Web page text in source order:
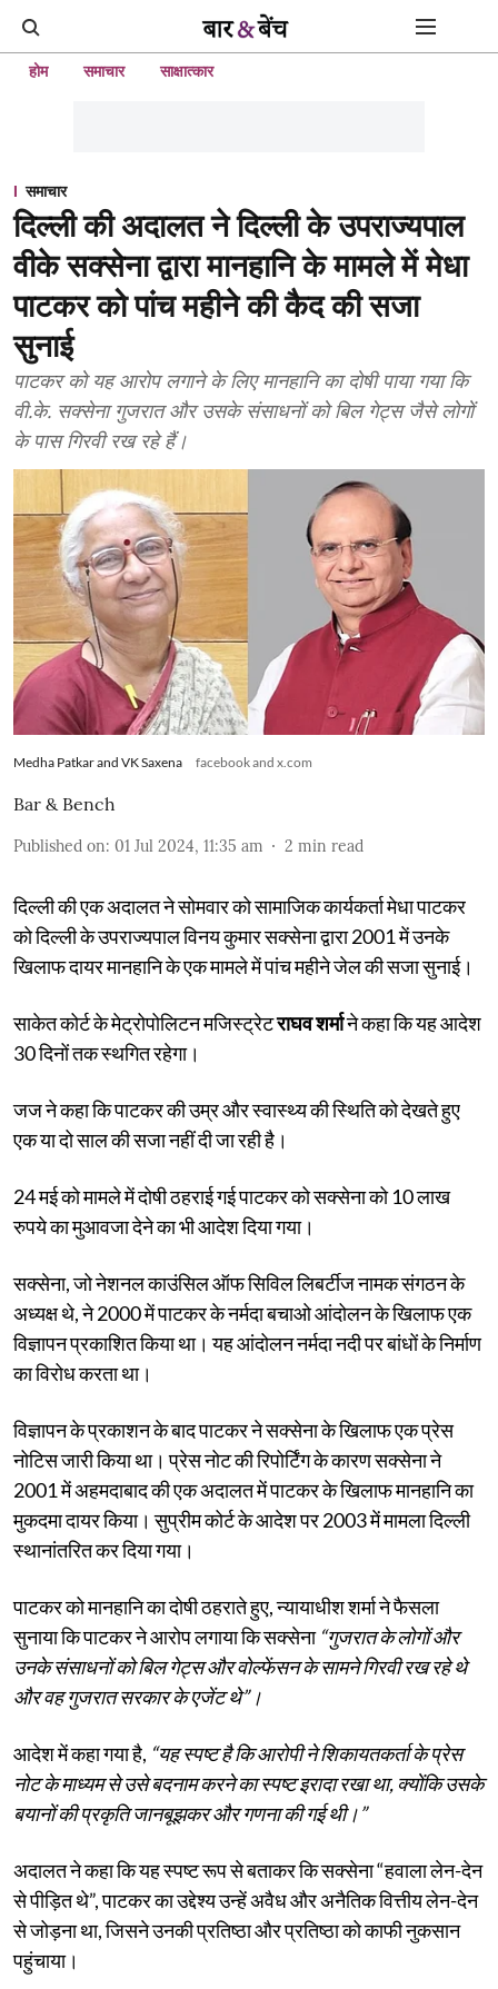
होम समाचार साक्षात्कार
समाचार
दिल्ली की अदालत ने दिल्ली के उपराज्यपाल
वीके सक्सेना द्वारा मानहानि के मामले में मेधा
पाटकर को पांच महीने की कैद की सजा
सुनाई
पाटकर को यह आरोप लगाने के लिए मानहानि का दोषी पाया गया कि
वी.के. सक्सेना गुजरात और उसके संसाधनों को बिल गेट्स जैसे लोगों
के पास गिरवी रख रहे हैं।
Medha Patkar and VK Saxena facebook and x.com
Bar & Bench
Published on: 01 Jul 2024, 11:35 am 2 min read
दिल्ली की एक अदालत ने सोमवार को सामाजिक कार्यकर्ता मेधा पाटकर
को दिल्ली के उपराज्यपाल विनय कुमार सक्सेना द्वारा 2001 में उनके
खिलाफ दायर मानहानि के एक मामले में पांच महीने जेल की सजा सुनाई।
साकेत कोर्ट के मेट्रोपोलिटन मजिस्ट्रेटराघव शर्माने कहा कि यह आदेश
30 दिनों तक स्थगित रहेगा।
जज ने कहा कि पाटकर की उम्र और स्वास्थ्य की स्थिति को देखते हुए
एक या दो साल की सजा नहीं दी जा रही है।
24 मई को मामले में दोषी ठहराई गई पाटकर को सक्सेना को 10 लाख
रुपये का मुआवजा देने का भी आदेश दिया गया।
सक्सेना, जो नेशनल काउंसिल ऑफ सिविल लिबर्टीज नामक संगठन के
अध्यक्ष थे, ने 2000 में पाटकर के नर्मदा बचाओ आंदोलन के खिलाफ एक
विज्ञापन प्रकाशित किया था। यह आंदोलन नर्मदा नदी पर बांधों के निर्माण
का विरोध करता था।
विज्ञापन के प्रकाशन के बाद पाटकर ने सक्सेना के खिलाफ एक प्रेस
नोटिस जारी किया था। प्रेस नोट की रिपोर्टिंग के कारण सक्सेना ने
2001 में अहमदाबाद की एक अदालत में पाटकर के खिलाफ मानहानि का
मुकदमा दायर किया। सुप्रीम कोर्ट के आदेश पर 2003 में मामला दिल्ली
स्थानांतरित कर दिया गया।
पाटकर को मानहानि का दोषी ठहराते हुए, न्यायाधीश शर्मा ने फैसला
सुनाया कि पाटकर ने आरोप लगाया कि सक्सेना “गुजरात के लोगों और
उनके संसाधनों को बिल गेट्स और वोल्फेंसन के सामने गिरवी रख रहे थे
और वह गुजरात सरकार के एजेंट थे”।
आदेश में कहा गया है, “यह स्पष्ट है कि आरोपी ने शिकायतकर्ता के प्रेस
नोट के माध्यम से उसे बदनाम करने का स्पष्ट इरादा रखा था, क्योंकि उसके
बयानों की प्रकृति जानबूझकर और गणना की गई थी।”
अदालत ने कहा कि यह स्पष्ट रूप से बताकर कि सक्सेना “हवाला लेन-देन
से पीड़ित थे”, पाटकर का उद्देश्य उन्हें अवैध और अनैतिक वित्तीय लेन-देन
से जोड़ना था, जिसने उनकी प्रतिष्ठा और प्रतिष्ठा को काफी नुकसान
पहुंचाया।